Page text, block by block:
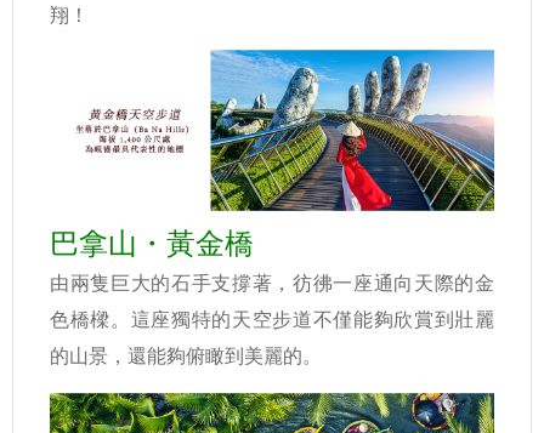
翔！
巴拿山・黃金橋
由兩隻巨大的石手支撐著，彷彿一座通向天際的金
色橋樑。這座獨特的天空步道不僅能夠欣賞到壯麗
的山景，還能夠俯瞰到美麗的。